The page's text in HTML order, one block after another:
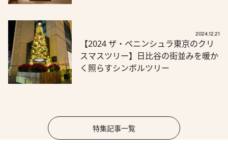
2024.12.21
【2024 ザ・ペニンシュラ東京のクリ
スマスツリー】日比谷の街並みを暖か
く照らすシンボルツリー
特集記事一覧